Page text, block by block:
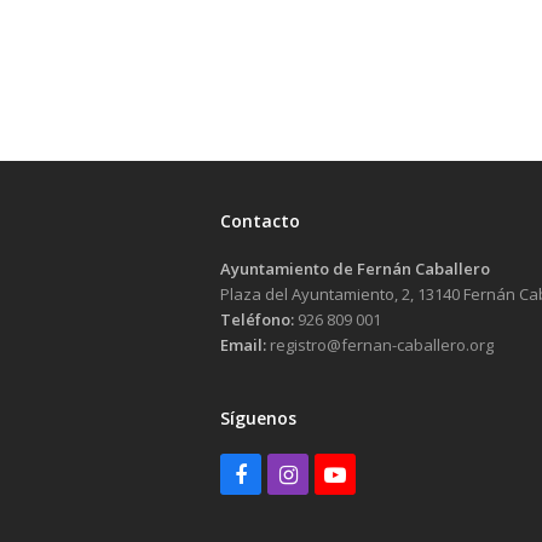
Contacto
Ayuntamiento de Fernán Caballero
Plaza del Ayuntamiento, 2, 13140 Fernán
Teléfono: 926 809 001
Email: registro@fernan-caballero.org
Síguenos
Facebook
Instagram
Youtube